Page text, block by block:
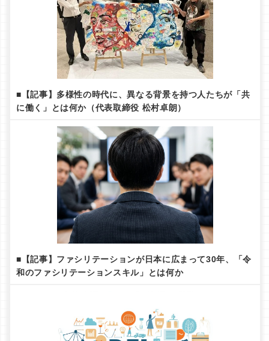
■【記事】多様性の時代に、異なる背景を持つ人たちが「共
に働く」とは何か（代表取締役 松村卓朗）
■【記事】ファシリテーションが日本に広まって30年、「令
和のファシリテーションスキル」とは何か